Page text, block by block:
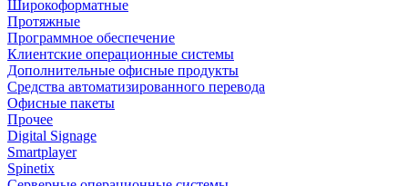
Широкоформатные
Протяжные
Программное обеспечение
Клиентские операционные системы
Дополнительные офисные продукты
Средства автоматизированного перевода
Офисные пакеты
Прочее
Digital Signage
Smartplayer
Spinetix